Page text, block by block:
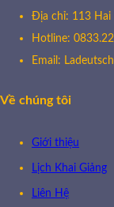
Địa chỉ: 113 Hai
Hotline:
Email:
Về chúng tôi
Giới thiệu
Lịch Khai Giảng
Liên Hệ